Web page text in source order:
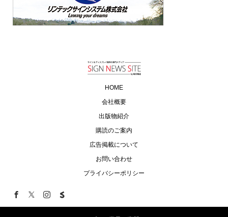
HOME
会社概要
出版物紹介
購読のご案内
広告掲載について
お問い合わせ
プライバシーポリシー